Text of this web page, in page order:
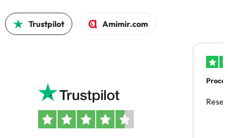
Trustpilot Amimir.com